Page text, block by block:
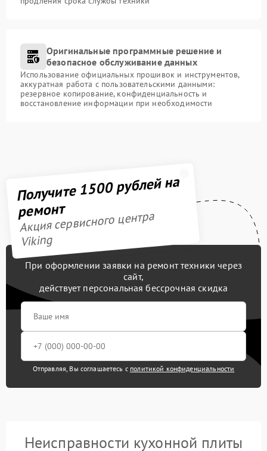
Оригинальные программные решение и
безопасное обслуживание данных
Использование официальных прошивок и инструментов,
аккуратная работа с пользовательскими данными:
резервное копирование, конфиденциальность и
восстановление информации при необходимости
Получите 1500 рублей на
ремонт
Акция сервисного центра
Viking
При оформлении заявки на ремонт техники через
сайт,
действует персональная бессрочная скидка
Отправляя, Вы соглашаетесь с политикой конфиденциальности
Неисправности кухонной плиты